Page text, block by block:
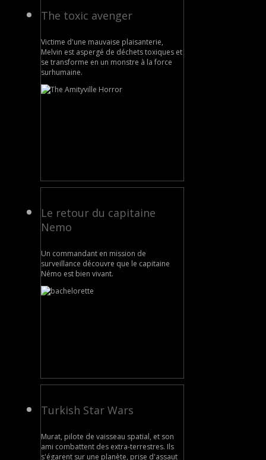
The toxic avenger
Victime d'une mauvaise plaisanterie,
Melvin est aspergé de déchets toxiques et
se transforme en un monstre à la force
surhumaine.
Le retour du capitaine
Nemo
Un commandant en mission de
surveillance découvre que le capitaine
Némo est bien vivant.
Turkish Star Wars
Murat, pilote de vaisseau spatial, et son
ami combattent des extra-terrestres. Ils
s'égarent sur une planète, prise d'assaut